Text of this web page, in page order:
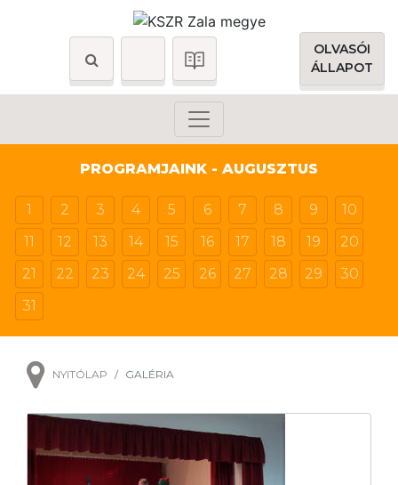
OLVASÓI
ÁLLAPOT
PROGRAMJAINK - AUGUSZTUS
1 2 3 4 5 6 7 8 9
10
11
12 13 14 15 16 17 18 19
20
21
22 23 24 25 26 27 28 29
30
31
NYITÓLAP GALÉRIA